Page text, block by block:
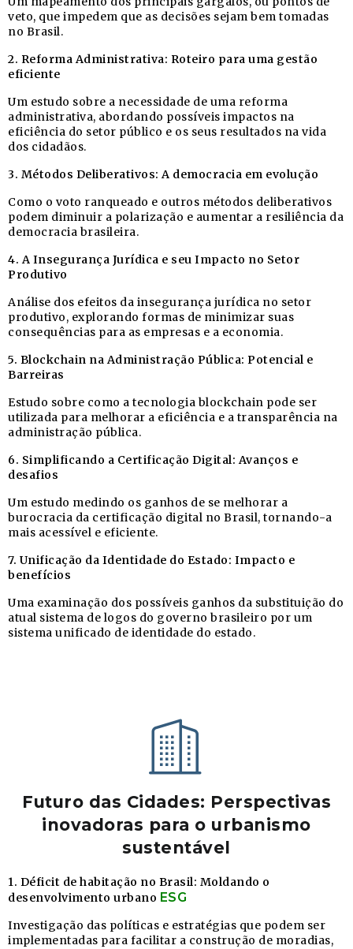
veto, que impedem que as decisões sejam bem tomadas
no Brasil.
2. Reforma Administrativa: Roteiro para uma gestão
eficiente
Um estudo sobre a necessidade de uma reforma
administrativa, abordando possíveis impactos na
eficiência do setor público e os seus resultados na vida
dos cidadãos.
3. Métodos Deliberativos: A democracia em evolução
Como o voto ranqueado e outros métodos deliberativos
podem diminuir a polarização e aumentar a resiliência da
democracia brasileira.
4. A Insegurança Jurídica e seu Impacto no Setor
Produtivo
Análise dos efeitos da insegurança jurídica no setor
produtivo, explorando formas de minimizar suas
consequências para as empresas e a economia.
5. Blockchain na Administração Pública: Potencial e
Barreiras
Estudo sobre como a tecnologia blockchain pode ser
utilizada para melhorar a eficiência e a transparência na
administração pública.
6. Simplificando a Certificação Digital: Avanços e
desafios
Um estudo medindo os ganhos de se melhorar a
burocracia da certificação digital no Brasil, tornando-a
mais acessível e eficiente.
7. Unificação da Identidade do Estado: Impacto e
benefícios
Uma examinação dos possíveis ganhos da substituição do
atual sistema de logos do governo brasileiro por um
sistema unificado de identidade do estado.
Futuro das Cidades: Perspectivas
inovadoras para o urbanismo
sustentável
1. Déficit de habitação no Brasil: Moldando o
desenvolvimento urbano ESG
Investigação das políticas e estratégias que podem ser
implementadas para facilitar a construção de moradias,